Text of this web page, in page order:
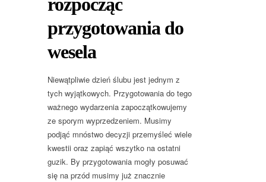
przygotowania do
wesela
Niewątpliwie dzień ślubu jest jednym z
tych wyjątkowych. Przygotowania do tego
ważnego wydarzenia zapoczątkowujemy
ze sporym wyprzedzeniem. Musimy
podjąć mnóstwo decyzji przemyśleć wiele
kwestii oraz zapiąć wszytko na ostatni
guzik. By przygotowania mogły posuwać
się na przód musimy już znacznie